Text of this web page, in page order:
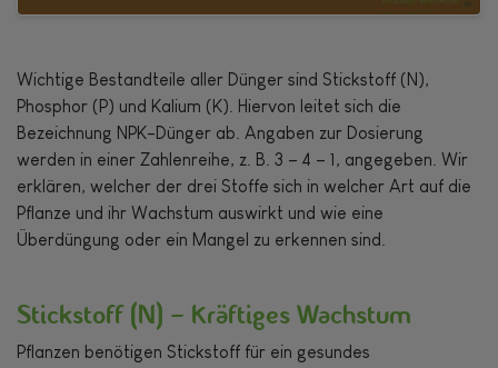
Wichtige Bestandteile aller Dünger sind Stickstoff (N),
Phosphor (P) und Kalium (K). Hiervon leitet sich die
Bezeichnung NPK-Dünger ab. Angaben zur Dosierung
werden in einer Zahlenreihe, z. B. 3 – 4 – 1, angegeben. Wir
erklären, welcher der drei Stoffe sich in welcher Art auf die
Pflanze und ihr Wachstum auswirkt und wie eine
Überdüngung oder ein Mangel zu erkennen sind.
Stickstoff (N) – Kräftiges Wachstum
Pflanzen benötigen Stickstoff für ein gesundes